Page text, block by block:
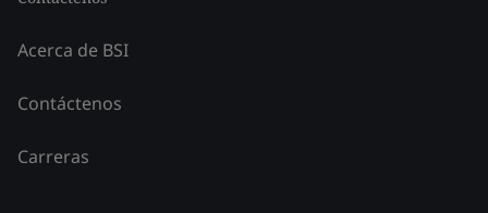
Acerca de BSI
Contáctenos
Carreras